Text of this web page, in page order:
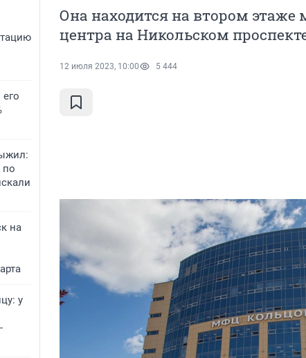
по
на
у
Она находится на втором
центра на Никольском
12 июля 2023, 10:00 5 444